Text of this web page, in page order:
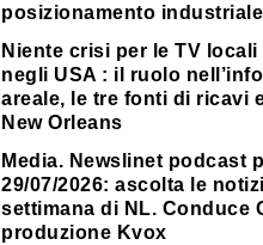
posizionamento industriale
Niente crisi per le TV
negli USA : il ruolo
areale, le tre fonti di ricavi
New Orleans
Media. Newslinet podcast
29/07/2026: ascolta le
settimana di NL. Conduce
produzione Kvox